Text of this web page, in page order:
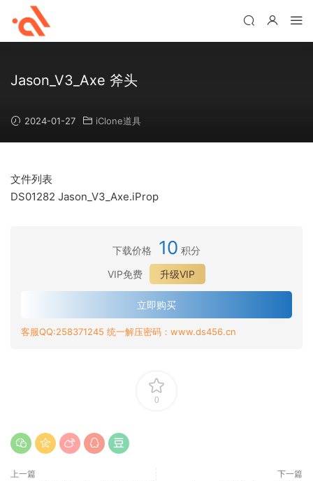
Jason_V3_Axe 斧头
2024-01-27 iClone道具
文件列表
DS01282 Jason_V3_Axe.iProp
下载价格 10 积分
VIP免费
升级VIP
立即购买
客服QQ:258371245 统一解压密码：www.ds456.cn
0
上一篇 下一篇